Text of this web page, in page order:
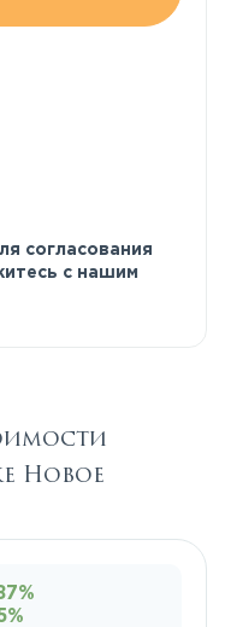
согласования
с нашим
Новое